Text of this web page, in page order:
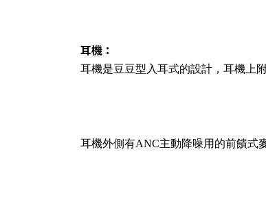
耳機：
耳機是豆豆型入耳式的設計，耳機上
耳機外側有ANC主動降噪用的前饋式